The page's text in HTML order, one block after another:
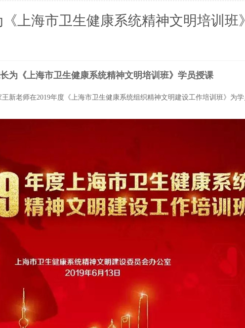
上海市卫生健康系统精神文明培训班
为《上海市卫生健康系统精神文明培训班》学员授课
新老师在2019年度《 上海市卫生健康系统组织精神文明建设工作培训班》为学